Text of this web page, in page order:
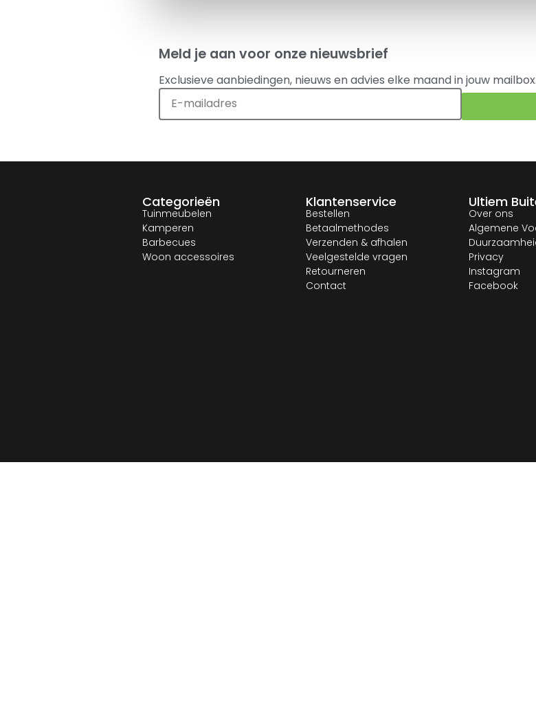
Meld je aan voor onze nieuwsbrief
Exclusieve aanbiedingen, nieuws en advies elke maand in jouw mailbox.
Categorieën
Tuinmeubelen
Kamperen
Barbecues
Woon accessoires
Klantenservice
Bestellen
Betaalmethodes
Verzenden & afhalen
Veelgestelde vragen
Retourneren
Contact
Ultiem
Over ons
Algemene
Privacy
Instagram
Facebook